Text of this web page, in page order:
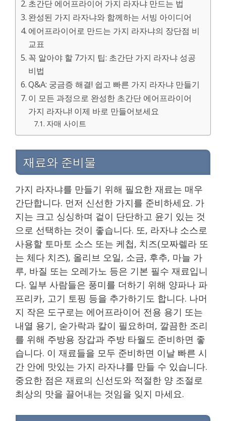
초간단 에어프라이어 가지 라자냐 만드는 법
완성된 가지 라자냐와 함께하는 서빙 아이디어
에어프라이어로 만드는 가지 라자냐의 장단점 비
교표
꼭 알아야 할 7가지 팁: 초간단 가지 라자냐 성공
비법
Q&A: 궁금증 해결! 쉽고 빠른 가지 라자냐 만들기
이 모든 과정으로 완성한 초간단 에어프라이어
가지 라자냐! 이제 바로 만들어보세요
자매 사이트
재료와 준비물
가지 라자냐를 만들기 위해 필요한 재료는 매우
간단합니다. 먼저 신선한 가지를 준비하세요. 가
지는 크고 싱싱하며 겉이 단단하고 윤기 있는 것
으로 선택하는 것이 좋습니다. 또, 라자냐 소스로
사용할 토마토 소스 또는 케첩, 치즈(모짜렐라 또
는 체다 치즈), 올리브 오일, 소금, 후추, 마늘 가
루, 바질 또는 오레가노 등은 기본 필수 재료입니
다. 일부 사람들은 풍미를 더하기 위해 양파나 파
프리카, 고기 토핑 등을 추가하기도 합니다. 나머
지 작은 도구로는 에어프라이어 전용 용기 또는
내열 용기, 숟가락과 칼이 필요하며, 깔끔한 조리
를 위해 주방용 장갑과 주방 타월도 준비하면 좋
습니다. 이 재료들을 모두 준비하면 이날 빠른 시
간 안에 맛있는 가지 라자냐를 만들 수 있습니다.
중요한 점은 재료의 신선도와 적절한 양 조절로
최상의 맛을 끌어내는 것임을 잊지 마세요.